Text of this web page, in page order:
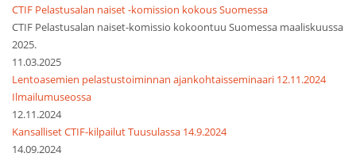
CTIF Pelastusalan naiset -komission kokous Suomessa
CTIF Pelastusalan naiset-komissio kokoontuu Suomessa maaliskuussa
2025.
11.03.2025
Lentoasemien pelastustoiminnan ajankohtaisseminaari 12.11.2024
Ilmailumuseossa
12.11.2024
Kansalliset CTIF-kilpailut Tuusulassa 14.9.2024
14.09.2024